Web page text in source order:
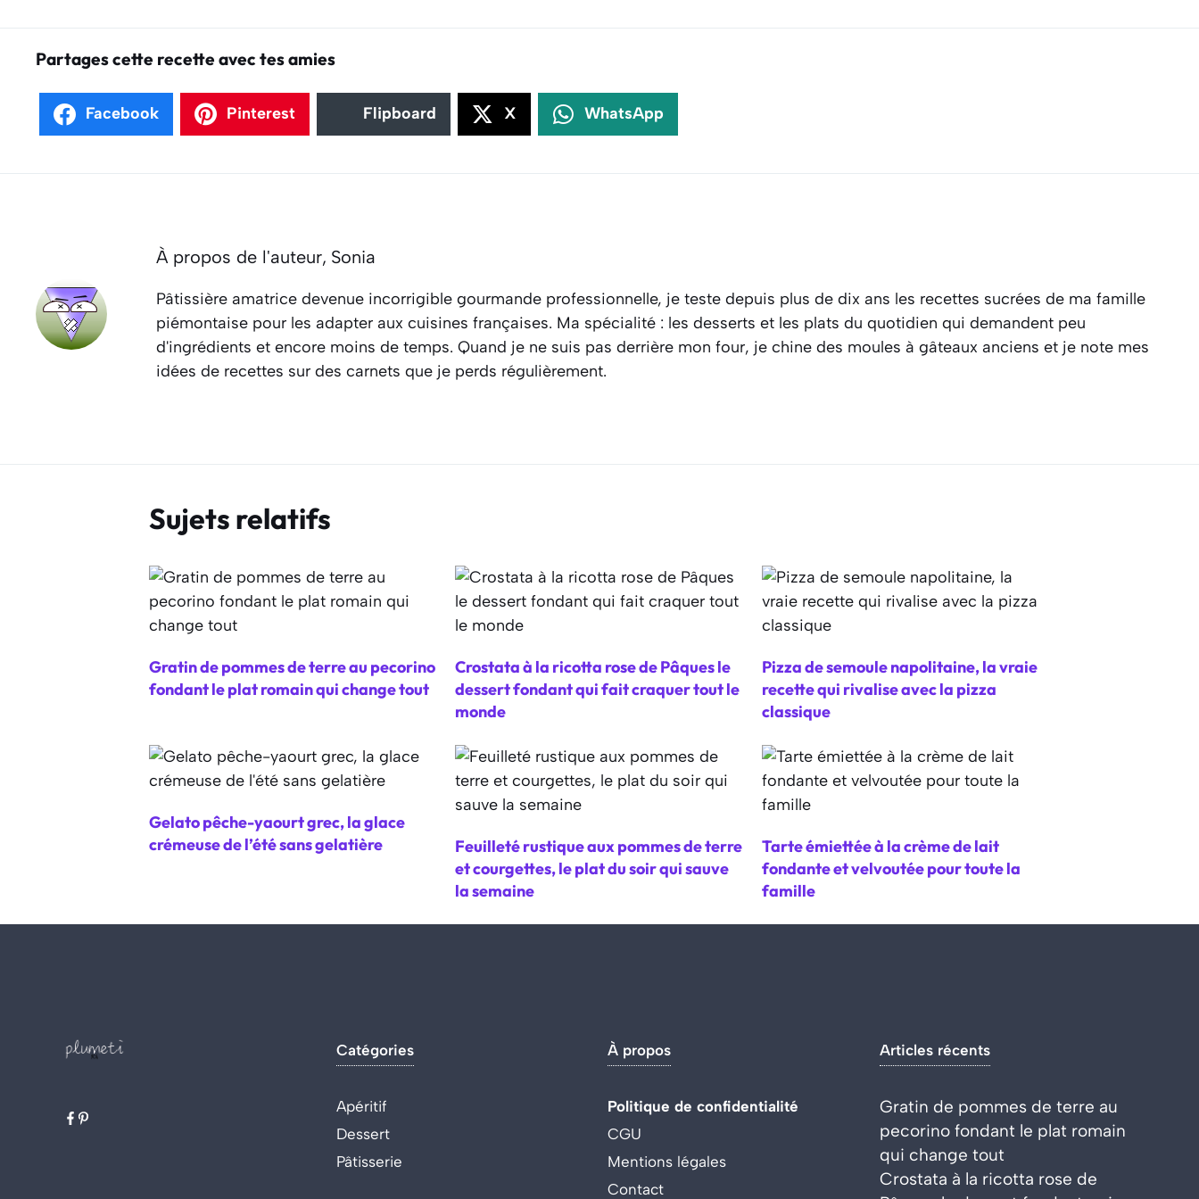
Partages cette recette avec tes amies
Facebook Pinterest Flipboard X WhatsApp
À propos de l'auteur, Sonia
Pâtissière amatrice devenue incorrigible gourmande professionnelle, je teste depuis plus de dix ans les recettes sucrées de ma famille
piémontaise pour les adapter aux cuisines françaises. Ma spécialité : les desserts et les plats du quotidien qui demandent peu
d'ingrédients et encore moins de temps. Quand je ne suis pas derrière mon four, je chine des moules à gâteaux anciens et je note mes
idées de recettes sur des carnets que je perds régulièrement.
Sujets relatifs
Gratin de pommes de terre au pecorino
fondant le plat romain qui change tout
Crostata à la ricotta rose de Pâques le
dessert fondant qui fait craquer tout le
monde
Pizza de semoule napolitaine, la vraie
recette qui rivalise avec la pizza
classique
Gelato pêche-yaourt grec, la glace
crémeuse de l’été sans gelatière
Feuilleté rustique aux pommes de terre
et courgettes, le plat du soir qui sauve
la semaine
Tarte émiettée à la crème de lait
fondante et velvoutée pour toute la
famille
Catégories
Apéritif
Dessert
Pâtisserie
À propos
Politique de confidentialité
CGU
Mentions légales
Contact
Articles récents
Gratin de pommes de terre au
pecorino fondant le plat romain
qui change tout
Crostata à la ricotta rose de